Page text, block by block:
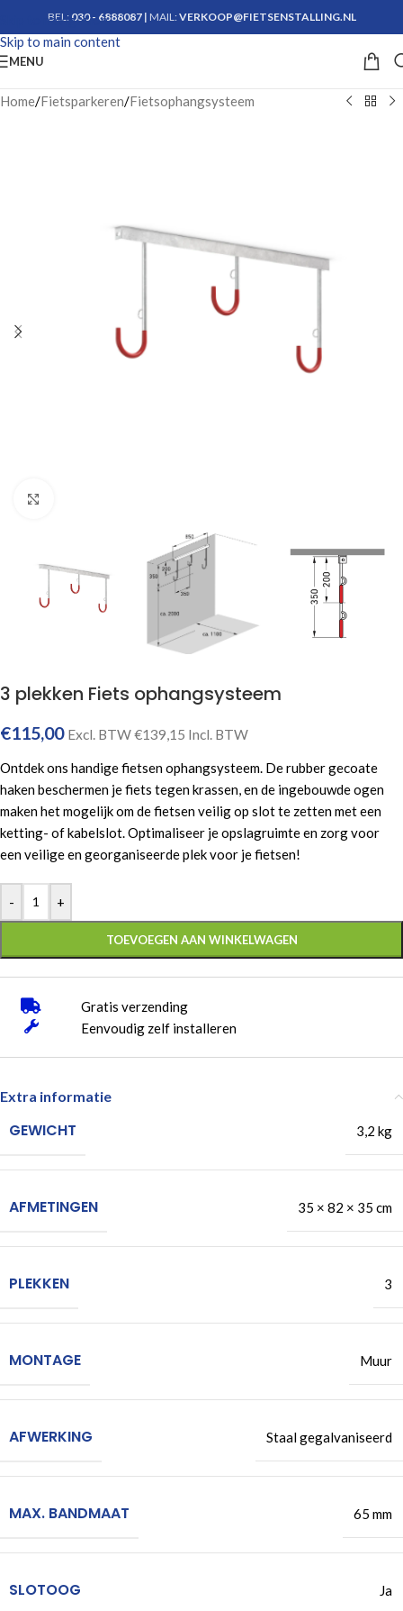
Skip to navigation
Skip to main content
BEL: 030 - 6888087| MAIL:VERKOOP@FIETSENSTALLING.NL
MENU
Home/Fietsparkeren/Fietsophangsysteem
3 plekken Fiets ophangsysteem
€115,00 Excl. BTW€139,15 Incl. BTW
Ontdek ons handige fietsen ophangsysteem. De rubber gecoate
haken beschermen je fiets tegen krassen, en de ingebouwde ogen
maken het mogelijk om de fietsen veilig op slot te zetten met een
ketting- of kabelslot. Optimaliseer je opslagruimte en zorg voor
een veilige en georganiseerde plek voor je fietsen!
- +
TOEVOEGEN AAN WINKELWAGEN
Gratis verzending
Eenvoudig zelf installeren
Extra informatie
GEWICHT 3,2 kg
AFMETINGEN 35 × 82 × 35 cm
PLEKKEN 3
MONTAGE Muur
AFWERKING Staal gegalvaniseerd
MAX. BANDMAAT 65 mm
SLOTOOG Ja